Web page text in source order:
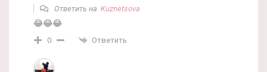
Ответить на Kuznetsova
😂😂😂
0 Ответить